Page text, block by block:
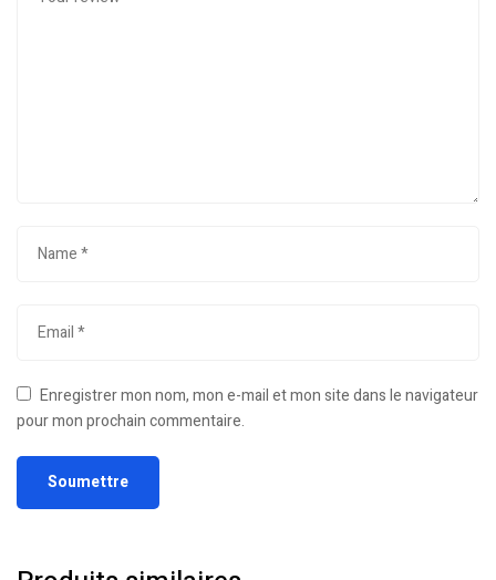
Enregistrer mon nom, mon e-mail et mon site dans le navigateur
pour mon prochain commentaire.